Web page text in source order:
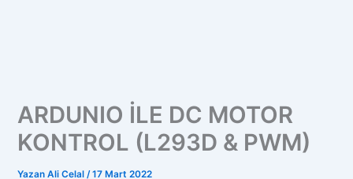
ARDUNIO İLE DC MOTOR
KONTROL (L293D & PWM)
Yazan Ali Celal/17 Mart 2022